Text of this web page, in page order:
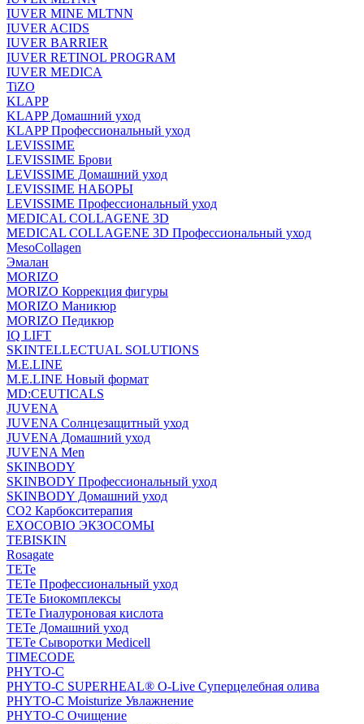
IUVER MINE MLTNN
IUVER ACIDS
IUVER BARRIER
IUVER RETINOL PROGRAM
IUVER MEDICA
TiZO
KLAPP
KLAPP Домашний уход
KLAPP Профессиональный уход
LEVISSIME
LEVISSIME Брови
LEVISSIME Домашний уход
LEVISSIME НАБОРЫ
LEVISSIME Профессиональный уход
MEDICAL COLLAGENE 3D
MEDICAL COLLAGENE 3D Профессиональный уход
MesoCollagen
Эмалан
MORIZO
MORIZO Коррекция фигуры
MORIZO Маникюр
MORIZO Педикюр
IQ LIFT
SKINTELLECTUAL SOLUTIONS
M.E.LINE
M.E.LINE Новый формат
MD:CEUTICALS
JUVENA
JUVENA Солнцезащитный уход
JUVENA Домашний уход
JUVENA Men
SKINBODY
SKINBODY Профессиональный уход
SKINBODY Домашний уход
CO2 Карбокситерапия
EXOCOBIO ЭКЗОСОМЫ
TEBISKIN
Rosagate
TETe
TETe Профессиональный уход
TETe Биокомплексы
TETe Гиалуроновая кислота
TETe Домашний уход
TETe Сыворотки Medicell
TIMECODE
PHYTO-C
PHYTO-C SUPERHEAL® O-Live Суперцелебная олива
PHYTO-C Moisturize Увлажнение
PHYTO-C Очищение